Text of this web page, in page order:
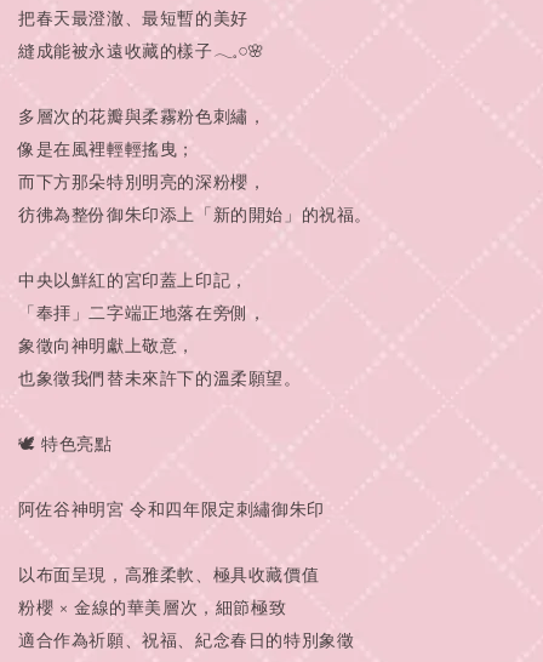
把春天最澄澈、最短暫的美好
縫成能被永遠收藏的樣子𓂃𓈒𓏸🌸
多層次的花瓣與柔霧粉色刺繡，
像是在風裡輕輕搖曳；
而下方那朵特別明亮的深粉櫻，
彷彿為整份御朱印添上「新的開始」的祝福。
中央以鮮紅的宮印蓋上印記，
「奉拝」二字端正地落在旁側，
象徵向神明獻上敬意，
也象徵我們替未來許下的溫柔願望。
🕊 特色亮點
阿佐谷神明宮 令和四年限定刺繡御朱印
以布面呈現，高雅柔軟、極具收藏價值
粉櫻 × 金線的華美層次，細節極致
適合作為祈願、祝福、紀念春日的特別象徵